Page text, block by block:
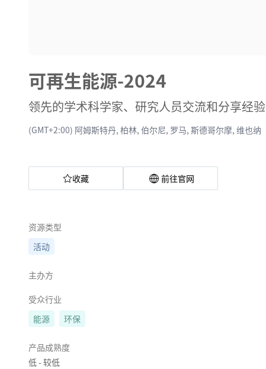
可再生能源-2024
领先的学术科学家、研究人员交流和分享经验
(GMT+2:00) 阿姆斯特丹, 柏林, 伯尔尼, 罗马, 斯德哥尔摩, 维也纳
收藏 前往官网
资源类型
活动
主办方
受众行业
能源
环保
产品成熟度
低-较低